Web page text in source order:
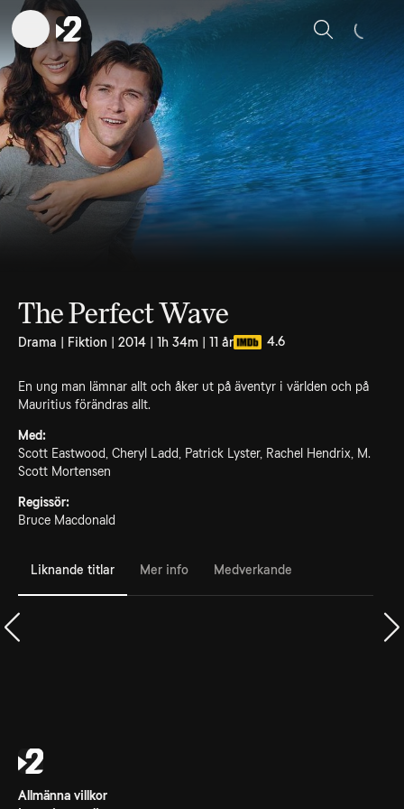
Sök
The Perfect Wave
Drama | Fiktion | 2014 | 1h 34m | 11 år 4.6
En ung man lämnar allt och åker ut på äventyr i världen och på
Mauritius förändras allt.
Med:
Scott Eastwood, Cheryl Ladd, Patrick Lyster, Rachel Hendrix, M.
Scott Mortensen
Regissör:
Bruce Macdonald
Liknande titlar Mer info Medverkande
Allmänna villkor